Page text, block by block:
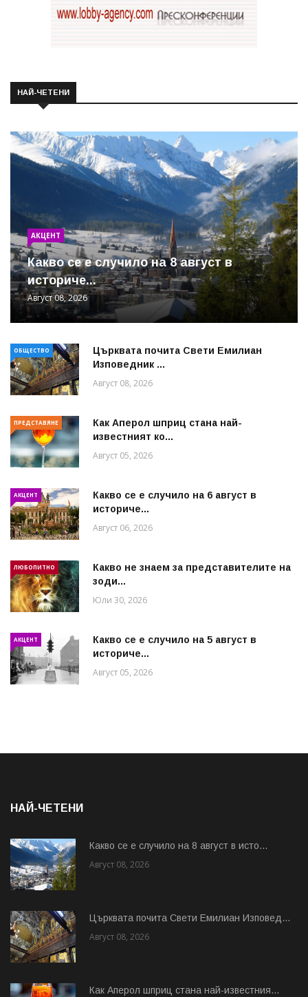
НАЙ-ЧЕТЕНИ
АКЦЕНТ
Какво се е случило на 8 август в
историче...
Август 08, 2026
ОБЩЕСТВО
Църквата почита Свeти Емилиан
Изповедник ...
Август 08, 2026
ПРЕДСТАВЯНЕ
Как Аперол шприц стана най-
известният ко...
Август 05, 2026
АКЦЕНТ
Какво се е случило на 6 август в
историче...
Август 06, 2026
ЛЮБОПИТНО
Какво не знаем за представителите на
зоди...
Юли 30, 2026
АКЦЕНТ
Какво се е случило на 5 август в
историче...
Август 05, 2026
НАЙ-ЧЕТЕНИ
Какво се е случило на 8 август в исто...
Август 08, 2026
Църквата почита Свeти Емилиан Изповед...
Август 08, 2026
Как Аперол шприц стана най-известния...